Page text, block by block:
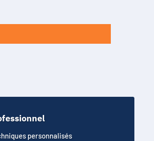
personnalisés